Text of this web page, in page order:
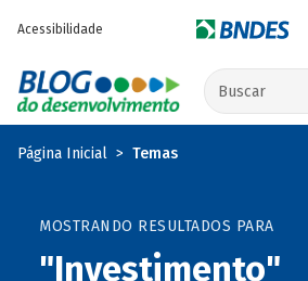
Acessibilidade
Buscar no site
Página Inicial Temas
MOSTRANDO RESULTADOS PARA
"Investimento"